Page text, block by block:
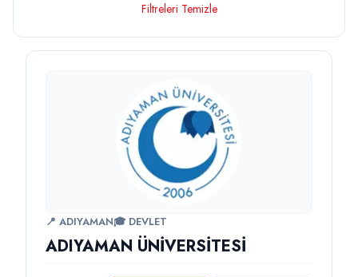
Filtreleri Temizle
📍 ADIYAMAN🎓 DEVLET
ADIYAMAN ÜNİVERSİTESİ